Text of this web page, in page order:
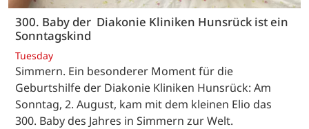
300. Baby der Diakonie Kliniken Hunsrück ist ein
Sonntagskind
Tuesday
Simmern. Ein besonderer Moment für die
Geburtshilfe der Diakonie Kliniken Hunsrück: Am
Sonntag, 2. August, kam mit dem kleinen Elio das
300. Baby des Jahres in Simmern zur Welt.